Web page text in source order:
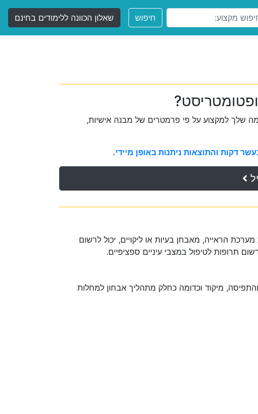
חיפוש שאלון הכוונה ללימודים בחינם
שלך למקצוע על פי פרמטרים של מבנה אישיות,
דקות והתוצאות ניתנות באופן מיידי.
הראייה, מאבחן בעיות או ליקויים, יכול לרשום
תרופות לטיפול במצבי עיניים ספציפיים.
מיקוד וכדומה כחלק מתהליך אבחון למחלות